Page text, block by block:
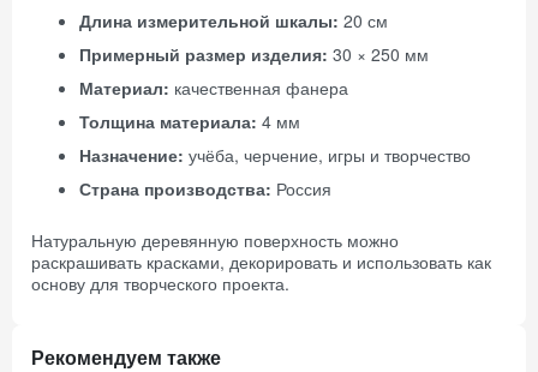
Длина измерительной шкалы: 20 см
Примерный размер изделия: 30 × 250 мм
Материал: качественная фанера
Толщина материала: 4 мм
Назначение: учёба, черчение, игры и творчество
Страна производства: Россия
Натуральную деревянную поверхность можно
раскрашивать красками, декорировать и использовать как
основу для творческого проекта.
Рекомендуем также